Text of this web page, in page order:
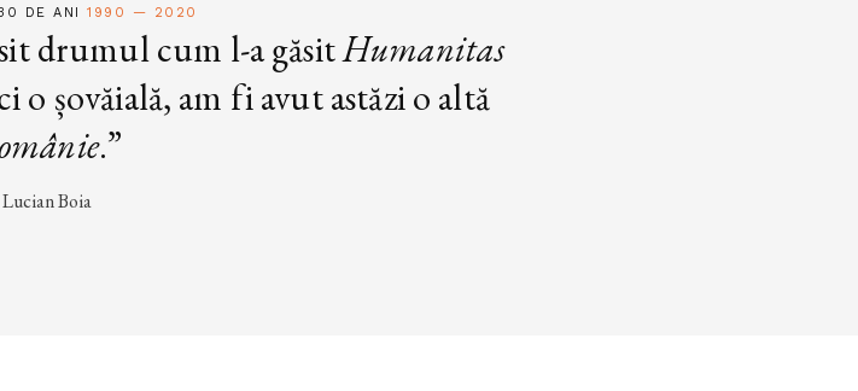
30 DE ANI1990 — 2020
drumul cum l-a găsitHumanitas
șovăială, am fi avut astăzi o altă
.”
Lucian Boia